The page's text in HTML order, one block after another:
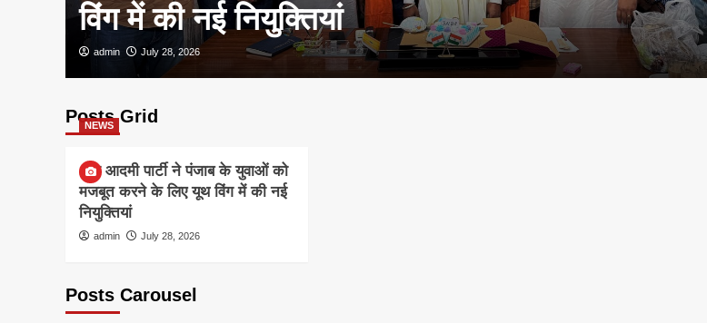
विंग में की नई नियुक्तियां
admin July 28, 2026
Posts Grid
NEWS
आम आदमी पार्टी ने पंजाब के युवाओं को
मजबूत करने के लिए यूथ विंग में की नई
नियुक्तियां
admin July 28, 2026
Posts Carousel